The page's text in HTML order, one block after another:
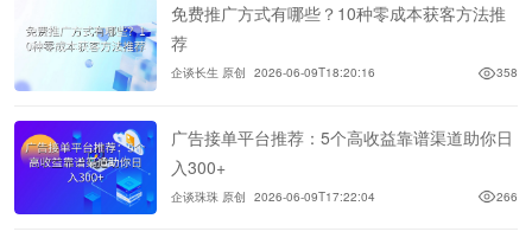
免费推广方式有哪些？10种零成本获客方法推
荐
企谈长生 原创 2026-06-09T18:20:16 358
广告接单平台推荐：5个高收益靠谱渠道助你日
入300+
企谈珠珠 原创 2026-06-09T17:22:04 266